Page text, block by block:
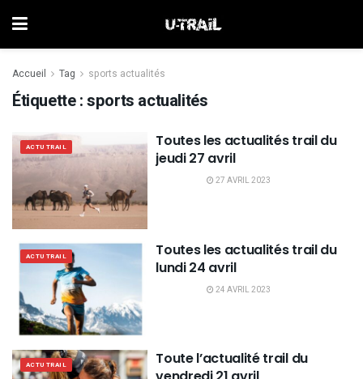
Accueil Tag sports actualités
Étiquette :sports actualités
ACTU TRAIL
Toutes les actualités trail du
jeudi 27 avril
27 AVRIL 2023
ACTU TRAIL
Toutes les actualités trail du
lundi 24 avril
24 AVRIL 2023
ACTU TRAIL
Toute l’actualité trail du